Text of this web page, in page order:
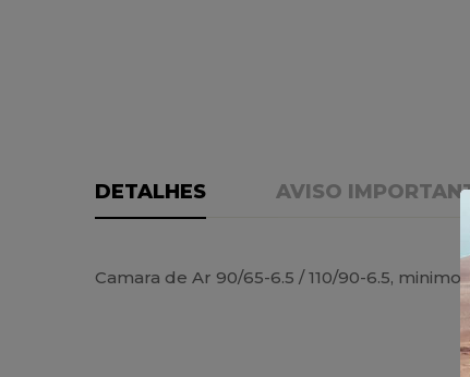
DETALHES AVISO
Camara de Ar 90/65-6.5 / 110/90-6.5,